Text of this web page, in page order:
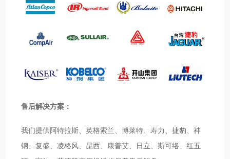
售后解决方案：
我们提供阿特拉斯、英格索兰、博莱特、寿力、捷豹、神
钢、复盛、凌格风、昆西、康普艾、日立、斯可络、红五